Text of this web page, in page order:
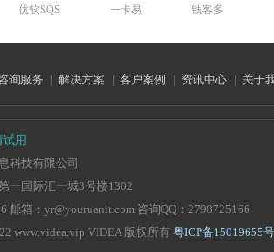
优软SQS 一卡易 钱客多
询服务 | 解决方案 | 客户案例 | 资讯中心 | 关于
试用
科技有限公司
一国际汇一城3号楼1302
邮箱：yr@youruanit.com 咨询QQ：2798725166
www.videa.vip VIDEA 版权所有 粤ICP备15019655